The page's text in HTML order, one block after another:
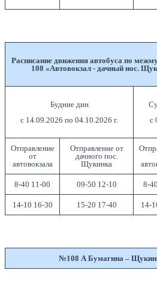
Расписание движения автобуса по
108 «Автовокзал - дачный нос.
Будние дин
с 14.09.2026 по 04.10.2026 г.
с
Отправление
от
автовокзала
Отправление от
дачного пос.
Щукинка
8-40 11-00 09-50 12-10 8-
14-10 16-30 15-20 17-40 14-
№108 А Бумагина – Щукинка